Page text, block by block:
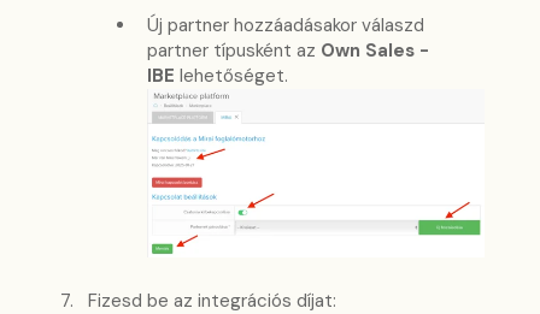
Új partner hozzáadásakor válaszd
partner típusként az Own Sales -
IBE lehetőséget.
Fizesd be az integrációs díjat: